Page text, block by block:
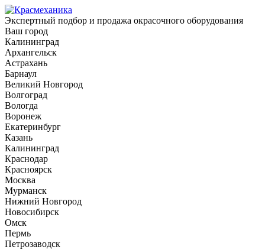
Экспертный подбор и продажа окрасочного оборудования
Ваш город
Калининград
Архангельск
Астрахань
Барнаул
Великий Новгород
Волгоград
Вологда
Воронеж
Екатеринбург
Казань
Калининград
Краснодар
Красноярск
Москва
Мурманск
Нижний Новгород
Новосибирск
Омск
Пермь
Петрозаводск